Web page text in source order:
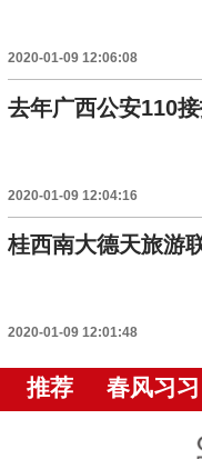
2020-01-09 12:06:08
去年广西公安110
2020-01-09 12:04:16
桂西南大德天旅游
2020-01-09 12:01:48
推荐 春风习习